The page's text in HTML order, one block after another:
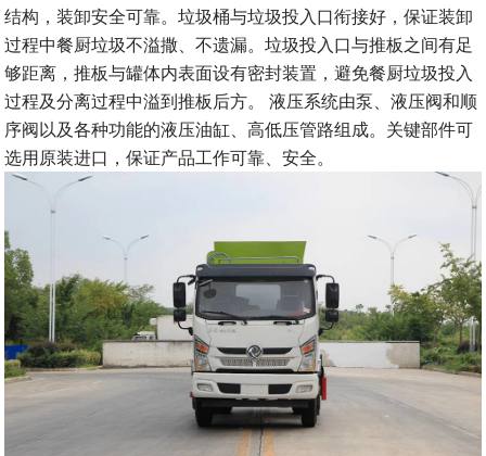
结构，装卸安全可靠。垃圾桶与垃圾投入口衔接好，保证装卸
过程中餐厨垃圾不溢撒、不遗漏。垃圾投入口与推板之间有足
够距离，推板与罐体内表面设有密封装置，避免餐厨垃圾投入
过程及分离过程中溢到推板后方。 液压系统由泵、液压阀和顺
序阀以及各种功能的液压油缸、高低压管路组成。关键部件可
选用原装进口，保证产品工作可靠、安全。